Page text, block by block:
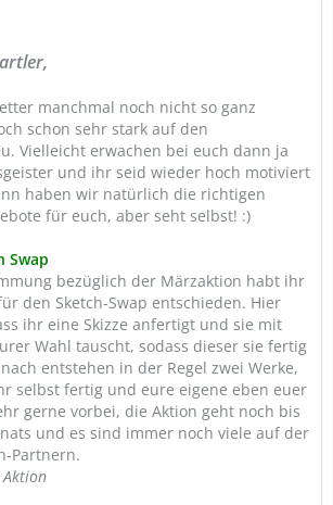
manchmal noch nicht so ganz
schon sehr stark auf den
Vielleicht erwachen bei euch dann ja
und ihr seid wieder hoch motiviert
haben wir natürlich die richtigen
für euch, aber seht selbst! :)
Swap
bezüglich der Märzaktion habt ihr
den Sketch-Swap entschieden. Hier
ihr eine Skizze anfertigt und sie mit
Wahl tauscht, sodass dieser sie fertig
entstehen in der Regel zwei Werke,
selbst fertig und eure eigene eben euer
gerne vorbei, die Aktion geht noch bis
und es sind immer noch viele auf der
Partnern.
Aktion